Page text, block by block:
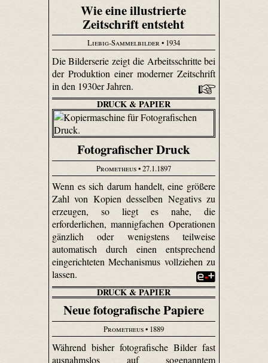
Wie eine illustrierte
Zeitschrift entsteht
Liebig-Sammelbilder• 1934
Die Bilderserie zeigt die Arbeitsschritte bei
der Produktion einer moderner Zeitschrift
in den 1930er Jahren.
DRUCK & PAPIER
Fotografischer Druck
Prometheus• 27.1.1897
Wenn es sich darum handelt, eine größere
Zahl von Kopien desselben Negativs zu
erzeugen, so liegt es nahe, die
erforderlichen, mannigfachen Operationen
gänzlich oder wenigstens teilweise
automatisch durch einen entsprechend
eingerichteten Mechanismus vollziehen zu
lassen.
DRUCK & PAPIER
Neue fotografische Papiere
Prometheus• 1889
Während bisher fotografische Bilder fast
ausnahmslos auf sogenanntem